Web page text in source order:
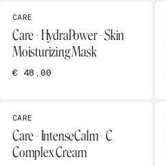
CARE
Care - HydraPower - Skin
Moisturizing Mask
€ 48,00
CARE
Care - IntenseCalm - C
Complex Cream